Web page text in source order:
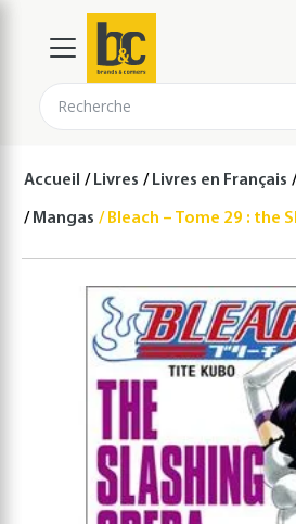
Recherche
Accueil Livres Livres en Français
Mangas Bleach – Tome 29 : the